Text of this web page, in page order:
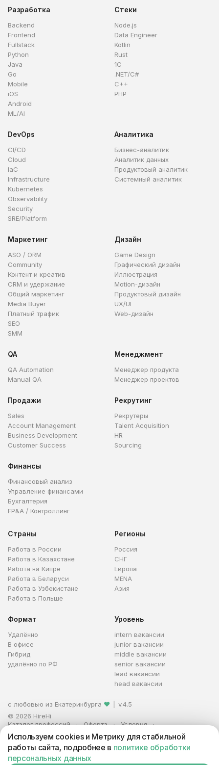
Разработка
Backend
Frontend
Fullstack
Python
Java
Go
Mobile
iOS
Android
ML/AI
Стеки
Node.js
Data Engineer
Kotlin
Rust
1C
.NET/C#
C++
PHP
DevOps
CI/CD
Cloud
IaC
Infrastructure
Kubernetes
Observability
Security
SRE/Platform
Аналитика
Бизнес-аналитик
Аналитик данных
Продуктовый аналитик
Системный аналитик
Маркетинг
ASO / ORM
Community
Контент и креатив
CRM и удержание
Общий маркетинг
Media Buyer
Платный трафик
SEO
SMM
Дизайн
Game Design
Графический дизайн
Иллюстрация
Motion-дизайн
Продуктовый дизайн
UX/UI
Web-дизайн
QA
QA Automation
Manual QA
Менеджмент
Менеджер продукта
Менеджер проектов
Продажи
Sales
Account Management
Business Development
Customer Success
Рекрутинг
Рекрутеры
Talent Acquisition
HR
Sourcing
Финансы
Финансовый анализ
Управление финансами
Бухгалтерия
FP&A / Контроллинг
Страны
Работа в России
Работа в Казахстане
Работа на Кипре
Работа в Беларуси
Работа в Узбекистане
Работа в Польше
Регионы
Россия
СНГ
Европа
MENA
Азия
Формат
Удалённо
В офисе
Гибрид
удалённо по РФ
Уровень
intern вакансии
junior вакансии
middle вакансии
senior вакансии
lead вакансии
head вакансии
с любовью из Екатеринбурга ❤
v.4.5
© 2026 HireHi
Каталог профессий
Оферта
Условия
Персональные данные
Реклама
ИП Захаров Антон Алексеевич · ИНН 663005711880 · ОГРНИП
321665800059102
Используем cookies и Метрику для стабильной
работы сайта, подробнее в политике обработки
персональных данных